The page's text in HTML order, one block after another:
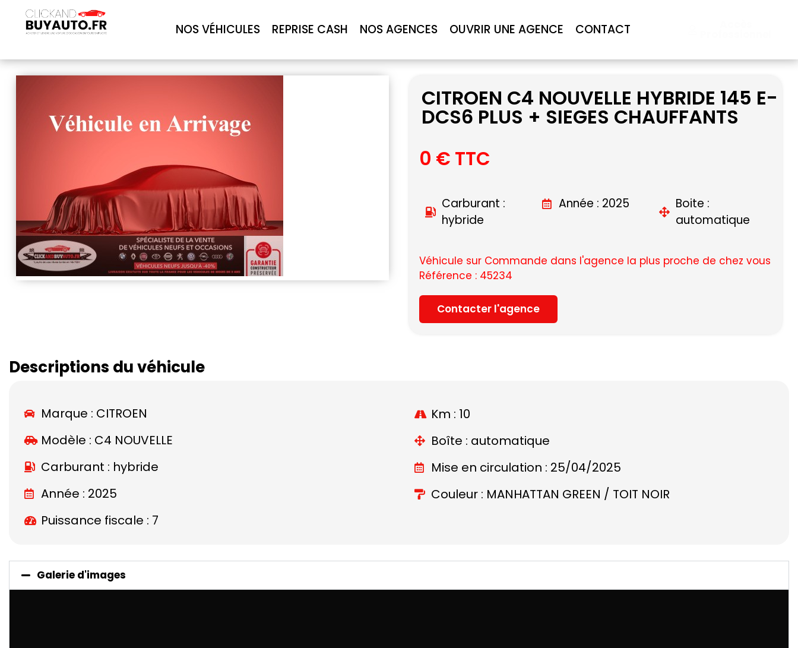
NOS VÉHICULES REPRISE CASH NOS AGENCES OUVRIR UNE AGENCE CONTACT
CITROEN C4 NOUVELLE HYBRIDE 145 E-
DCS6 PLUS + SIEGES CHAUFFANTS
0 € TTC
Carburant :
hybride
Année : 2025
Boite :
automatique
Véhicule sur Commande dans l'agence la plus proche de chez vous
Référence : 45234
Contacter l'agence
Descriptions du véhicule
Marque : CITROEN
Modèle : C4 NOUVELLE
Carburant : hybride
Année : 2025
Puissance fiscale : 7
Km : 10
Boîte : automatique
Mise en circulation : 25/04/2025
Couleur : MANHATTAN GREEN / TOIT NOIR
Galerie d'images